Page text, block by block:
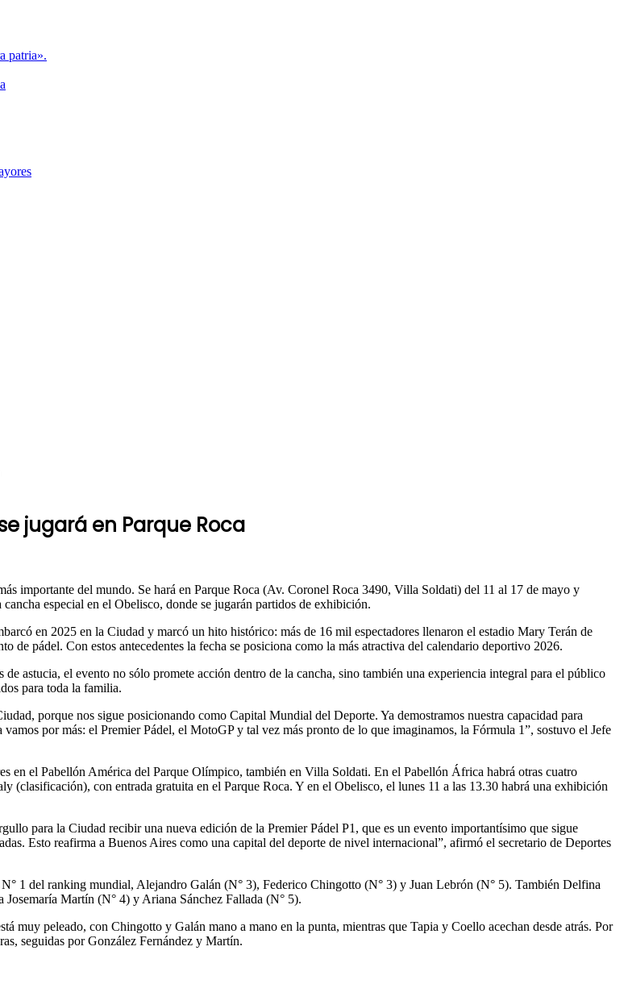
patria».
jugará en Parque Roca
importante del mundo. Se hará en Parque Roca (Av. Coronel Roca 3490, Villa Soldati) del 11 al 17 de mayo y
especial en el Obelisco, donde se jugarán partidos de exhibición.
en 2025 en la Ciudad y marcó un hito histórico: más de 16 mil espectadores llenaron el estadio Mary Terán de
de pádel. Con estos antecedentes la fecha se posiciona como la más atractiva del calendario deportivo 2026.
astucia, el evento no sólo promete acción dentro de la cancha, sino también una experiencia integral para el público
para toda la familia.
porque nos sigue posicionando como Capital Mundial del Deporte. Ya demostramos nuestra capacidad para
por más: el Premier Pádel, el MotoGP y tal vez más pronto de lo que imaginamos, la Fórmula 1”, sostuvo el Jefe
en el Pabellón América del Parque Olímpico, también en Villa Soldati. En el Pabellón África habrá otras cuatro
(clasificación), con entrada gratuita en el Parque Roca. Y en el Obelisco, el lunes 11 a las 13.30 habrá una exhibición
para la Ciudad recibir una nueva edición de la Premier Pádel P1, que es un evento importantísimo que sigue
Esto reafirma a Buenos Aires como una capital del deporte de nivel internacional”, afirmó el secretario de Deportes
1 del ranking mundial, Alejandro Galán (N° 3), Federico Chingotto (N° 3) y Juan Lebrón (N° 5). También Delfina
Martín (N° 4) y Ariana Sánchez Fallada (N° 5).
muy peleado, con Chingotto y Galán mano a mano en la punta, mientras que Tapia y Coello acechan desde atrás. Por
seguidas por González Fernández y Martín.